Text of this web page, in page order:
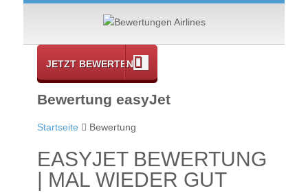
JETZT BEWERTEN
Bewertung easyJet
Startseite Bewertung
EASYJET BEWERTUNG
| MAL WIEDER GUT